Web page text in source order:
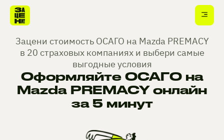
Зацени стоимость ОСАГО на Mazda PREMACY
в 20 страховых компаниях и выбери самые
выгодные условия
Оформляйте ОСАГО на
Mazda PREMACY онлайн
за 5 минут